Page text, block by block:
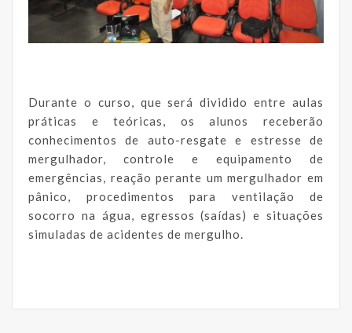
Durante o curso, que será dividido entre aulas
práticas e teóricas, os alunos receberão
conhecimentos de auto-resgate e estresse de
mergulhador, controle e equipamento de
emergências, reação perante um mergulhador em
pânico, procedimentos para ventilação de
socorro na água, egressos (saídas) e situações
simuladas de acidentes de mergulho.